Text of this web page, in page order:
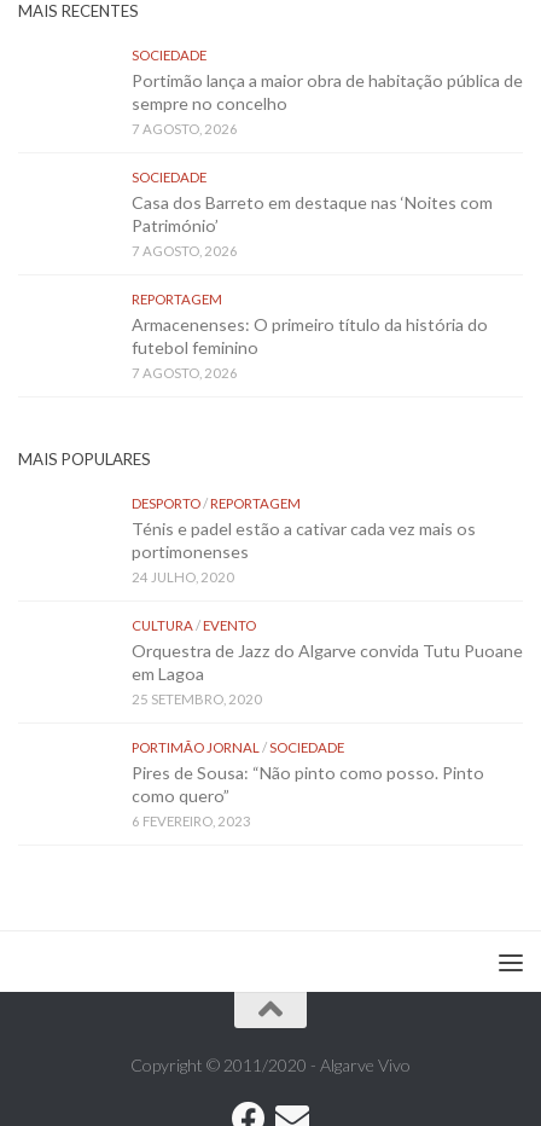
MAIS RECENTES
SOCIEDADE
Portimão lança a maior obra de habitação pública de
sempre no concelho
7 AGOSTO, 2026
SOCIEDADE
Casa dos Barreto em destaque nas ‘Noites com
Património’
7 AGOSTO, 2026
REPORTAGEM
Armacenenses: O primeiro título da história do
futebol feminino
7 AGOSTO, 2026
MAIS POPULARES
DESPORTO/REPORTAGEM
Ténis e padel estão a cativar cada vez mais os
portimonenses
24 JULHO, 2020
CULTURA/EVENTO
Orquestra de Jazz do Algarve convida Tutu Puoane
em Lagoa
25 SETEMBRO, 2020
PORTIMÃO JORNAL /SOCIEDADE
Pires de Sousa: “Não pinto como posso. Pinto
como quero”
6 FEVEREIRO, 2023
Copyright © 2011/2020 - Algarve Vivo